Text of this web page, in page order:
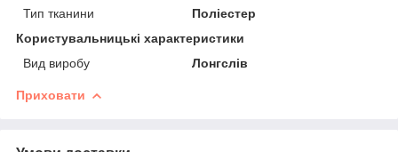
Тип тканини
Поліестер
Користувальницькі характеристики
Вид виробу
Лонгслів
Приховати